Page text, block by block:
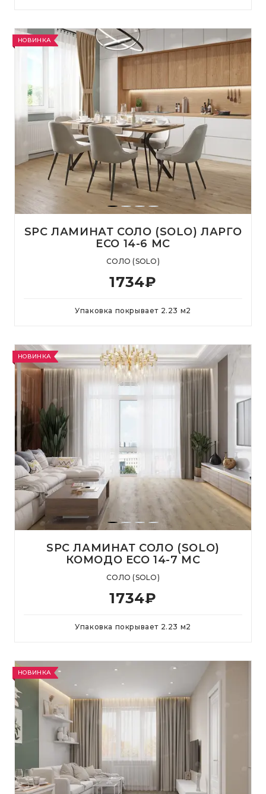
НОВИНКА
SPC ЛАМИНАТ СОЛО (SOLO) ЛАРГО
ЕСО 14-6 MC
СОЛО (SOLO)
1734₽
Упаковка покрывает 2.23 м2
НОВИНКА
SPC ЛАМИНАТ СОЛО (SOLO)
КОМОДО ЕСО 14-7 MC
СОЛО (SOLO)
1734₽
Упаковка покрывает 2.23 м2
НОВИНКА